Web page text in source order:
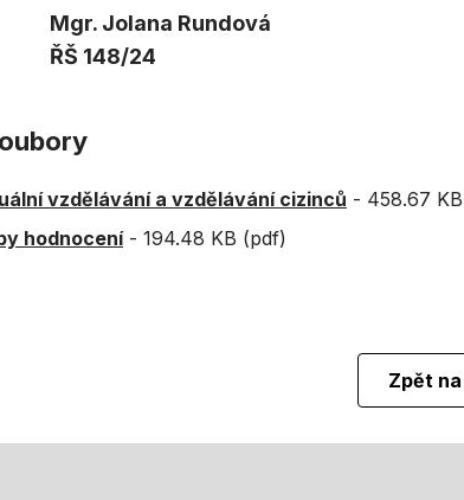
Mgr. Jolana Rundová
ŘŠ 148/24
vzdělávání a vzdělávání cizinců - 458.67
hodnocení - 194.48 KB (pdf)
Zpět